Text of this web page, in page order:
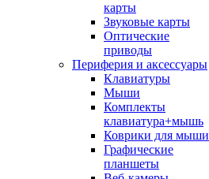
карты
Звуковые карты
Оптические
приводы
Периферия и аксессуары
Клавиатуры
Мыши
Комплекты
клавиатура+мышь
Коврики для мыши
Графические
планшеты